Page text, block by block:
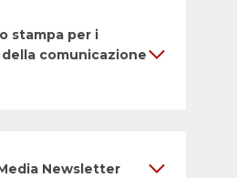
stampa per i
comunicazione
Newsletter